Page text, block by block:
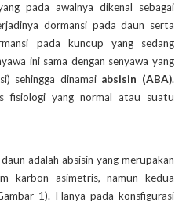
pada awalnya dikenal sebagai
dormansi pada daun serta
pada kuncup yang sedang
ini sama dengan senyawa yang
sehingga dinamai absisin (ABA).
fisiologi yang normal atau suatu
adalah absisin yang merupakan
karbon asimetris, namun kedua
1). Hanya pada konsfigurasi